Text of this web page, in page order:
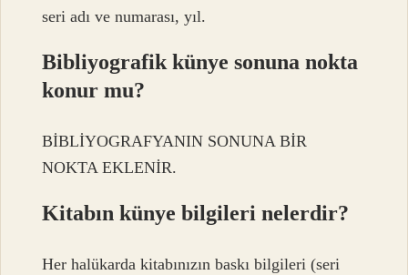
seri adı ve numarası, yıl.
Bibliyografik künye sonuna nokta
konur mu?
BİBLİYOGRAFYANIN SONUNA BİR
NOKTA EKLENİR.
Kitabın künye bilgileri nelerdir?
Her halükarda kitabınızın baskı bilgileri (seri